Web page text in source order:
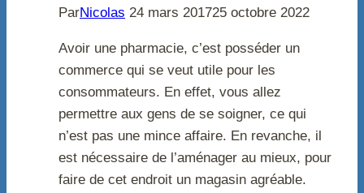
ParNicolas 24 mars 201725 octobre 2022
Avoir une pharmacie, c’est posséder un
commerce qui se veut utile pour les
consommateurs. En effet, vous allez
permettre aux gens de se soigner, ce qui
n’est pas une mince affaire. En revanche, il
est nécessaire de l’aménager au mieux, pour
faire de cet endroit un magasin agréable.